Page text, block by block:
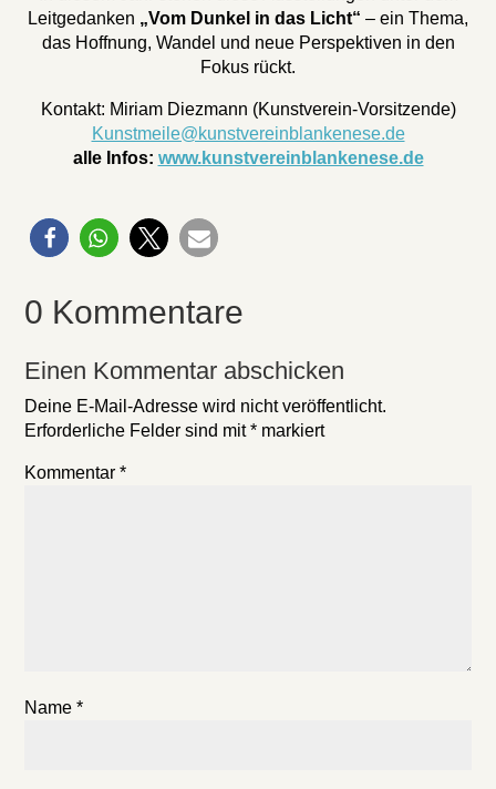
Leitgedanken „Vom Dunkel in das Licht“ – ein Thema,
das Hoffnung, Wandel und neue Perspektiven in den
Fokus rückt.
Kontakt: Miriam Diezmann (Kunstverein-Vorsitzende)
Kunstmeile@kunstvereinblankenese.de
alle Infos: www.kunstvereinblankenese.de
0 Kommentare
Einen Kommentar abschicken
Deine E-Mail-Adresse wird nicht veröffentlicht.
Erforderliche Felder sind mit* markiert
Kommentar*
Name*